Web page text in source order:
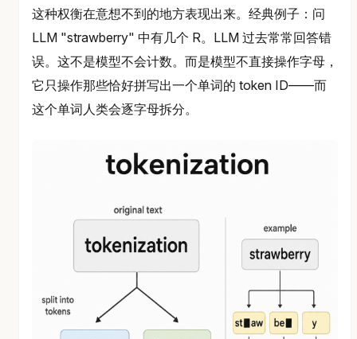
这种权衡在意想不到的地方表现出来。经典例子：问
LLM "strawberry" 中有几个 R。LLM 过去常常回答错
误。这不是模型不会计数。而是模型不直接操作字母，
它只操作那些恰好拼写出一个单词的 token ID——而
这个单词人类会逐字母拆分。